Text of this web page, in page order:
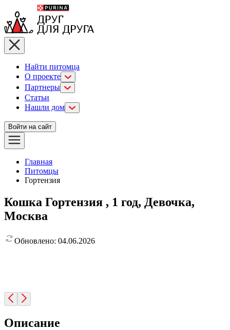
Найти питомца
О проекте
Партнеры
Статьи
Нашли дом
Войти на сайт
Главная
Питомцы
Гортензия
Кошка Гортензия , 1 год, Девочка,
Москва
Обновлено: 04.06.2026
Описание